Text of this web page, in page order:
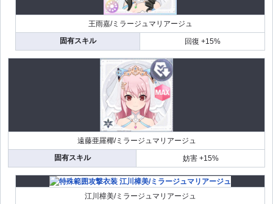
王雨嘉/ミラージュマリアージュ
固有スキル
回復 +15%
遠藤亜羅椰/ミラージュマリアージュ
固有スキル
妨害 +15%
江川樟美/ミラージュマリアージュ